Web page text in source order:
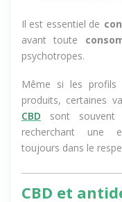
Il est essentiel de
avant toute
Même si les profils
produits, certaines
CBDsont souvent
recherchant une